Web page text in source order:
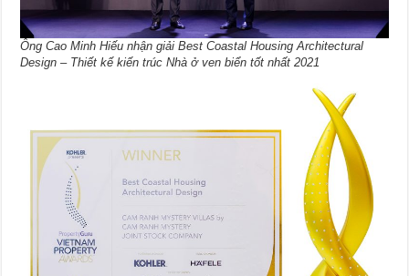
Ông Cao Minh Hiếu nhận giải Best Coastal Housing Architectural
Design – Thiết kế kiến trúc Nhà ở ven biển tốt nhất 2021